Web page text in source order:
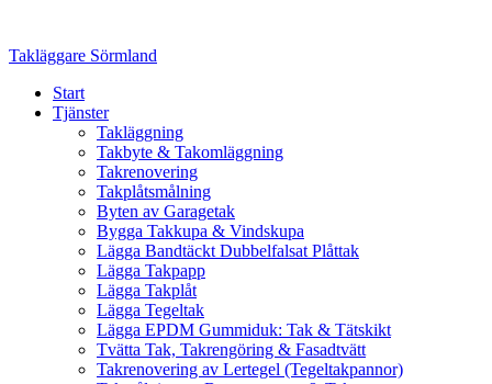
content
Takläggare Sörmland
Start
Tjänster
Takläggning
Takbyte & Takomläggning
Takrenovering
Takplåtsmålning
Byten av Garagetak
Bygga Takkupa & Vindskupa
Lägga Bandtäckt Dubbelfalsat Plåttak
Lägga Takpapp
Lägga Takplåt
Lägga Tegeltak
Lägga EPDM Gummiduk: Tak & Tätskikt
Tvätta Tak, Takrengöring & Fasadtvätt
Takrenovering av Lertegel (Tegeltakpannor)